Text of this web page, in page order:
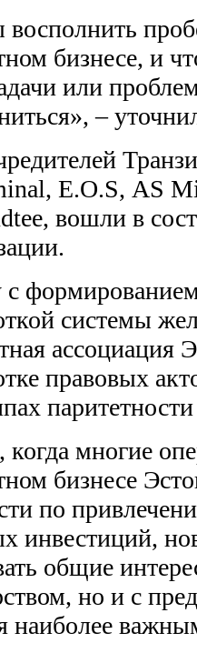
восполнить
бизнесе, и
или
–
Е.O.S, АS
вошли в
системы
ассоциация
правовых
когда многие
бизнесе
по
инвестиций,
общие
но и с
наиболее